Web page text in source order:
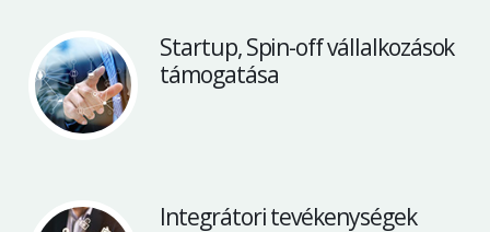
Startup, Spin-off vállalkozások
támogatása
Integrátori tevékenységek